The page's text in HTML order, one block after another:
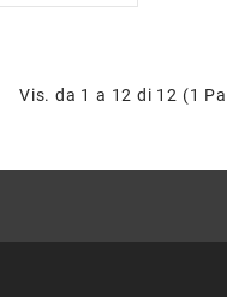
Vis. da 1 a 12 di 12 (1